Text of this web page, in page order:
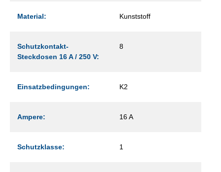
Material: Kunststoff
Schutzkontakt-
Steckdosen 16 A / 250 V:
8
Einsatzbedingungen: K2
Ampere: 16 A
Schutzklasse: 1